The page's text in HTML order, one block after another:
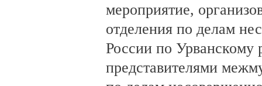
мероприятие,
отделения по делам
России по Урванскому
представителями